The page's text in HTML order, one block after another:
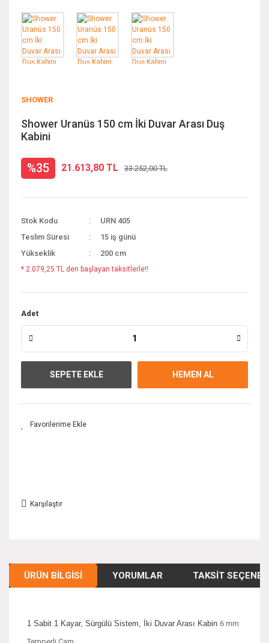
SHOWER
Shower Uranüs 150 cm İki Duvar Arası Duş
Kabini
%35 21.613,80 TL 33.252,00 TL
Stok Kodu
URN 405
Teslim Süresi
15 iş günü
Yükseklik
200 cm
* 2.079,25 TL den başlayan taksitlerle!!
Adet
SEPETE EKLE HEMEN AL
Karşılaştır
ÜRÜN BILGISI YORUMLAR TAKSIT
1 Sabit 1 Kayar, Sürgülü Sistem, İki Duvar Arası Kabin 6 mm